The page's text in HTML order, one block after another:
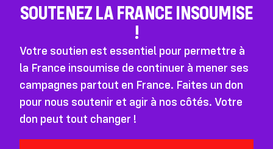
SOUTENEZ LA FRANCE INSOUMISE
!
Votre soutien est essentiel pour permettre à
la France insoumise de continuer à mener ses
campagnes partout en France. Faites un don
pour nous soutenir et agir à nos côtés. Votre
don peut tout changer !